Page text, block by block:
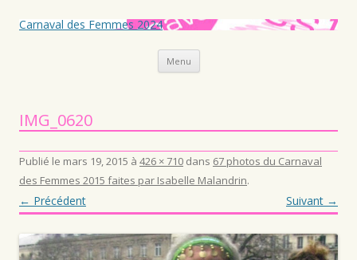
Carnaval des Femmes 2024
Menu Aller au contenu principal
IMG_0620
Publié le mars 19, 2015 à 426 × 710 dans 67 photos du Carnaval
des Femmes 2015 faites par Isabelle Malandrin.
← Précédent Suivant →